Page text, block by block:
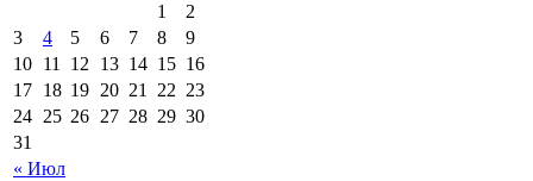
« Июл
1
2
3
4 5 6 7 8
9
10 11 12 13 14 15 16
17 18 19 20 21 22 23
24 25 26 27 28 29 30
31